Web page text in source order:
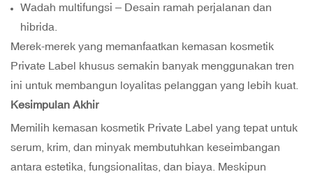
Wadah multifungsi – Desain ramah perjalanan dan
hibrida.
Merek-merek yang memanfaatkan kemasan kosmetik
Private Label khusus semakin banyak menggunakan tren
ini untuk membangun loyalitas pelanggan yang lebih kuat.
Kesimpulan Akhir
Memilih kemasan kosmetik Private Label yang tepat untuk
serum, krim, dan minyak membutuhkan keseimbangan
antara estetika, fungsionalitas, dan biaya. Meskipun